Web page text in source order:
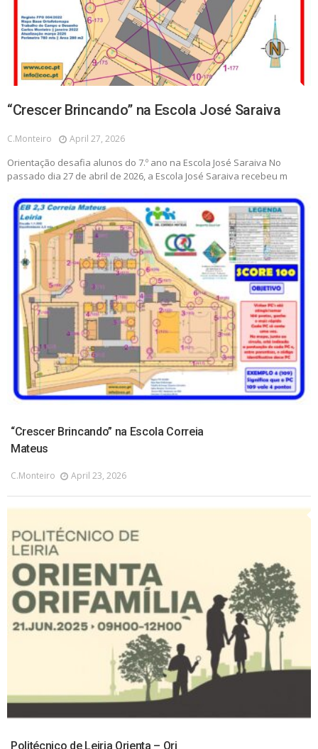
“Crescer Brincando” na Escola José Saraiva
C.monteiro April 27, 2026
Orientação desafia alunos do 7.º ano na Escola José Saraiva No
passado dia 27 de abril de 2026, a Escola José Saraiva recebeu m
“Crescer Brincando” na Escola Correia
Mateus
C.monteiro April 23, 2026
Politécnico de Leiria Orienta – Ori